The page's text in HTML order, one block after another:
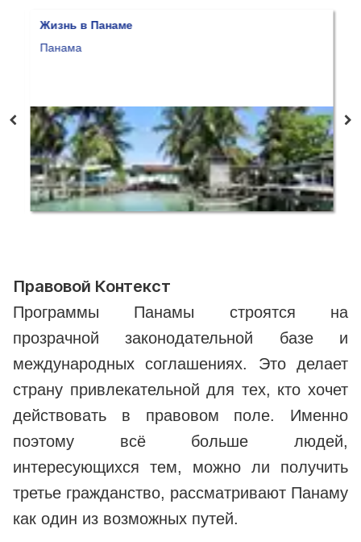
Жизнь в Панаме
Панама
Правовой Контекст
Программы Панамы строятся на
прозрачной законодательной базе и
международных соглашениях. Это делает
страну привлекательной для тех, кто хочет
действовать в правовом поле. Именно
поэтому всё больше людей,
интересующихся тем, можно ли получить
третье гражданство, рассматривают Панаму
как один из возможных путей.